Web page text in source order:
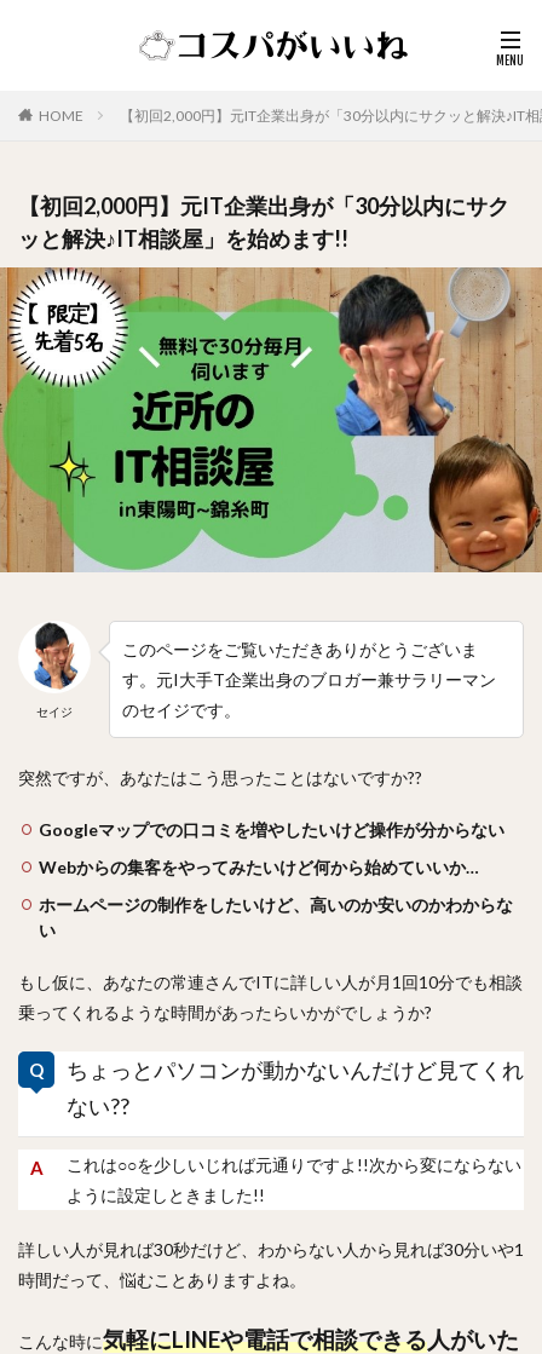
HOME 【初回2,000円】元IT企業出身が「30分以内にサクッと解決♪IT
【初回2,000円】元IT企業出身が「30分以内にサク
ッと解決♪IT相談屋」を始めます!!
セイジ
このページをご覧いただきありがとうございま
す。元I大手T企業出身のブロガー兼サラリーマン
のセイジです。
突然ですが、あなたはこう思ったことはないですか??
Googleマップでの口コミを増やしたいけど操作が分からない
Webからの集客をやってみたいけど何から始めていいか…
ホームページの制作をしたいけど、高いのか安いのかわからな
い
もし仮に、あなたの常連さんでITに詳しい人が月1回10分でも相談
乗ってくれるような時間があったらいかがでしょうか?
ちょっとパソコンが動かないんだけど見てくれ
ない??
これは○○を少しいじれば元通りですよ!!次から変にならない
ように設定しときました!!
詳しい人が見れば30秒だけど、わからない人から見れば30分いや1
時間だって、悩むことありますよね。
こんな時に気軽にLINEや電話で相談できる人がいた